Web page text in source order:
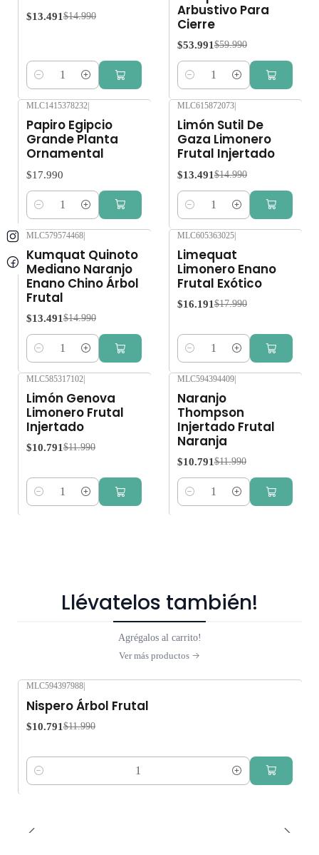
$13.491 $14.990
Cantidad
Arbustivo Para
Cierre
$53.991 $59.990
Cantidad
MLC1415378232
Papiro Egipcio
Grande Planta
Ornamental
$17.990
Cantidad
MLC615872073
Limón Sutil De
Gaza Limonero
Frutal Injertado
$13.491 $14.990
Cantidad
MLC579574468|
Kumquat Quinoto
Mediano Naranjo
Enano Chino Árbol
Frutal
$13.491 $14.990
Cantidad
MLC605363025|
Limequat
Limonero Enano
Frutal Exótico
$16.191 $17.990
Cantidad
MLC585317102
Limón Genova
Limonero Frutal
Injertado
$10.791 $11.990
Cantidad
MLC594394409
Naranjo
Thompson
Injertado Frutal
Naranja
$10.791 $11.990
Cantidad
Llévatelos también!
Agrégalos al carrito!
Ver más productos
MLC594397988
Nispero Árbol Frutal
$10.791 $11.990
Cantidad